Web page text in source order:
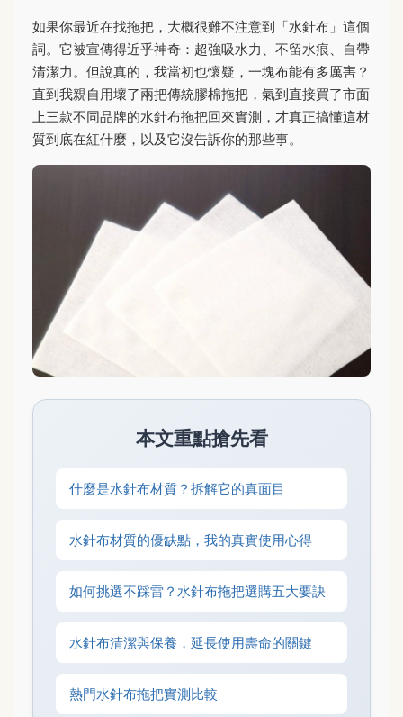
如果你最近在找拖把，大概很難不注意到「水針布」這個
詞。它被宣傳得近乎神奇：超強吸水力、不留水痕、自帶
清潔力。但說真的，我當初也懷疑，一塊布能有多厲害？
直到我親自用壞了兩把傳統膠棉拖把，氣到直接買了市面
上三款不同品牌的水針布拖把回來實測，才真正搞懂這材
質到底在紅什麼，以及它沒告訴你的那些事。
本文重點搶先看
什麼是水針布材質？拆解它的真面目
水針布材質的優缺點，我的真實使用心得
如何挑選不踩雷？水針布拖把選購五大要訣
水針布清潔與保養，延長使用壽命的關鍵
熱門水針布拖把實測比較